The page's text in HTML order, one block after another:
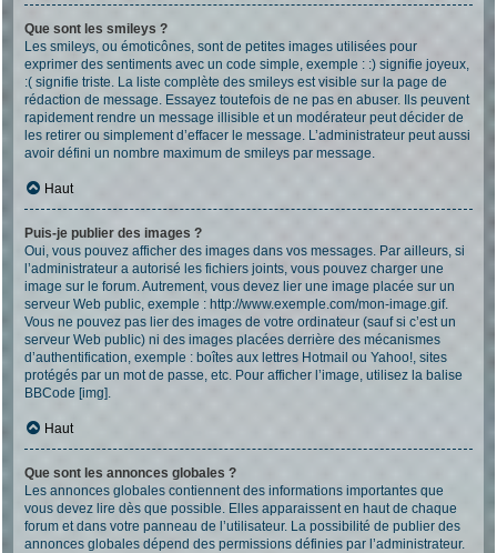
Que sont les smileys ?
Les smileys, ou émoticônes, sont de petites images utilisées pour
exprimer des sentiments avec un code simple, exemple : :) signifie joyeux,
:( signifie triste. La liste complète des smileys est visible sur la page de
rédaction de message. Essayez toutefois de ne pas en abuser. Ils peuvent
rapidement rendre un message illisible et un modérateur peut décider de
les retirer ou simplement d’effacer le message. L’administrateur peut aussi
avoir défini un nombre maximum de smileys par message.
Haut
Puis-je publier des images ?
Oui, vous pouvez afficher des images dans vos messages. Par ailleurs, si
l’administrateur a autorisé les fichiers joints, vous pouvez charger une
image sur le forum. Autrement, vous devez lier une image placée sur un
serveur Web public, exemple : http://www.exemple.com/mon-image.gif.
Vous ne pouvez pas lier des images de votre ordinateur (sauf si c’est un
serveur Web public) ni des images placées derrière des mécanismes
d’authentification, exemple : boîtes aux lettres Hotmail ou Yahoo!, sites
protégés par un mot de passe, etc. Pour afficher l’image, utilisez la balise
BBCode [img].
Haut
Que sont les annonces globales ?
Les annonces globales contiennent des informations importantes que
vous devez lire dès que possible. Elles apparaissent en haut de chaque
forum et dans votre panneau de l’utilisateur. La possibilité de publier des
annonces globales dépend des permissions définies par l’administrateur.